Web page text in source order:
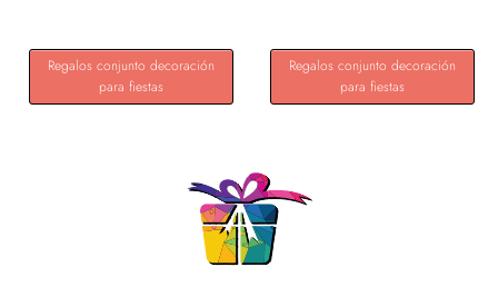
Regalos conjunto decoración
para fiestas
Regalos conjunto decoración
para fiestas